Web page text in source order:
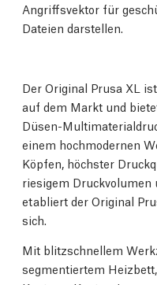
Angriffsvektor für
Dateien darstellen.
Der Original Prusa XL
auf dem Markt und
Düsen-
einem hochmodernen
Köpfen, höchster
riesigem
etabliert der Original
sich.
Mit blitzschnellem
segmentiertem